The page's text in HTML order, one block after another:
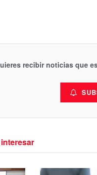
recibir noticias que